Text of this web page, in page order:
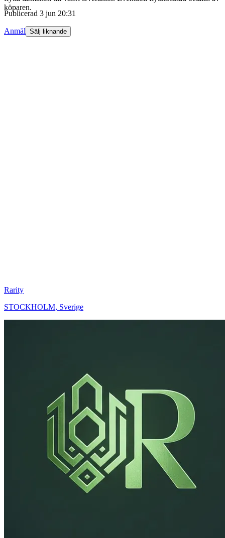
köparen.
Publicerad 3 jun 20:31
Anmäl Sälj liknande
Rarity
STOCKHOLM, Sverige